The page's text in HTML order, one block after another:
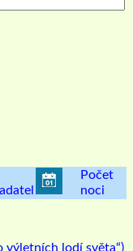
Počet
noci
výletních lodí světa“)